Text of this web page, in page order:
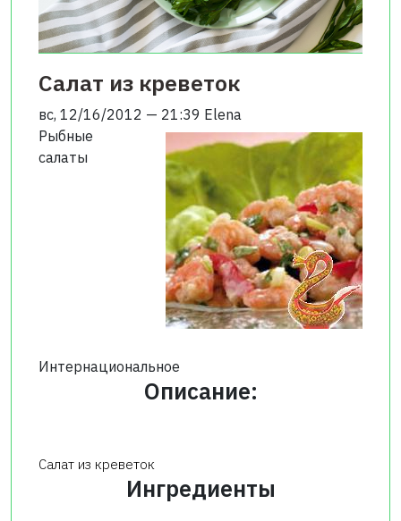
Салат из креветок
вс, 12/16/2012 — 21:39 Elena
Рыбные
салаты
Интернациональное
Описание:
Салат из креветок
Ингредиенты